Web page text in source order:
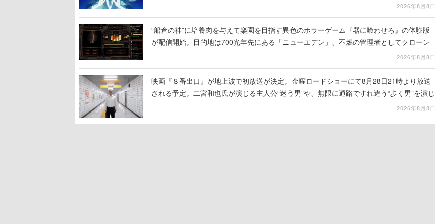
2026年8月8日
“船倉の神”に培養肉を与えて楽園を目指す異色のホラーゲーム『器に喰わせろ』の体験版
が配信開始。目的地は700光年先にある「ニューエデン」、不燃の管理者としてクローン
2026年8月8日
映画『８番出口』が地上波で初放送が決定。金曜ロードショーにて8月28日21時より放送
される予定。二宮和也氏が演じる主人公“迷う男”や、無限に通路ですれ違う“歩く男”を演じ
2026年8月8日